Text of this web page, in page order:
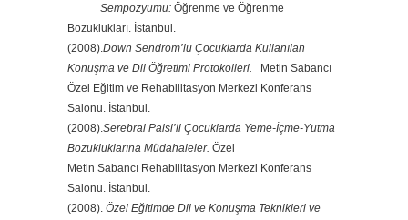
Sempozyumu: Öğrenme ve Öğrenme
Bozuklukları. İstanbul.
(2008). Down Sendrom’lu Çocuklarda Kullanılan
Konuşma ve Dil Öğretimi Protokolleri.
Metin Sabancı
Özel Eğitim ve Rehabilitasyon Merkezi Konferans
Salonu. İstanbul.
(2008). Serebral Palsi’li Çocuklarda Yeme-İçme-Yutma
Bozukluklarına Müdahaleler. Özel
Metin Sabancı Rehabilitasyon Merkezi Konferans
Salonu. İstanbul.
(2008). Özel Eğitimde Dil ve Konuşma Teknikleri ve